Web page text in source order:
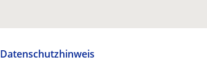
Datenschutzhinweis